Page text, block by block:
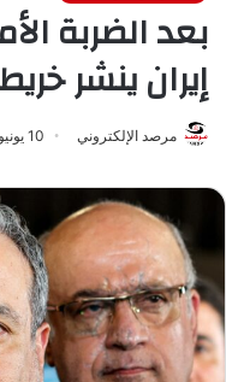
بعد الضربة
إيران ينشر
مرصد الإلكتروني 10 يونيو، 2026